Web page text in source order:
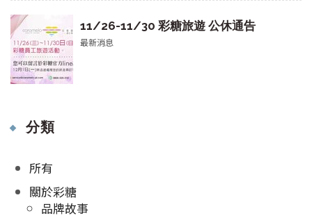
11/26-11/30 彩糖旅遊 公休通告
最新消息
分類
所有
關於彩糖
品牌故事